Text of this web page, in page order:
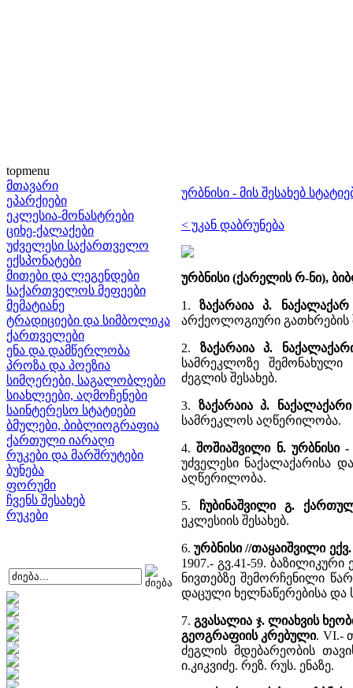
topmenu
მთავარი
ეპარქიები
ეკლესია-მონასტრები
ციხე-ქალაქები
უძველესი საქართველო
ექსპონატები
მითები და ლეგენდები
საქართველოს მეფეები
მემატიანე
ტრადიციები და სიმბოლიკა
ქართველები
ენა და დამწერლობა
პროზა და პოეზია
სიმღერები, საგალობლები
სიახლეები, აღმოჩენები
საინტერესო სტატიები
ბმულები, ბიბლიოგრაფია
ქართული იარაღი
რუკები და მარშრუტები
ბუნება
ფორუმი
ჩვენს შესახებ
რუკები
ურბნისი - მის შესახებ
< უკან დაბრუნება
ურბნისი (ქარელის რ-ნი),
1.ზაქარაია პ.
არქეოლოგიური გათხრების
2. ზაქარაია პ.
სამრეკლოზე
ძეგლის შესახებ.
3. ზაქარაია პ.
სამრეკლოს აღწერილობა.
4.შოშიაშვილი ნ. ურბნისი
უძველესი ნაქალაქარისა
აღწერილობა.
5.
ჩუბინაშვილი გ.
ეკლესიის შესახებ.
6.ურბნისი //თაყაიშვილი
1907.- გვ.41-59.
ნივთებზე შემორჩენილი
დაცული ხელნაწერებისა და
7.გვასალია ჯ. ლიახვის
გეოგრაფიის კრებული. VI.-
ძეგლის მდებარეობის
ი.კიკვიძე. რეზ. რუს. ენაზე.